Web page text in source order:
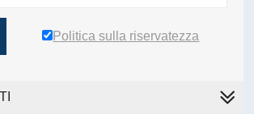
Politica sulla riservatezza